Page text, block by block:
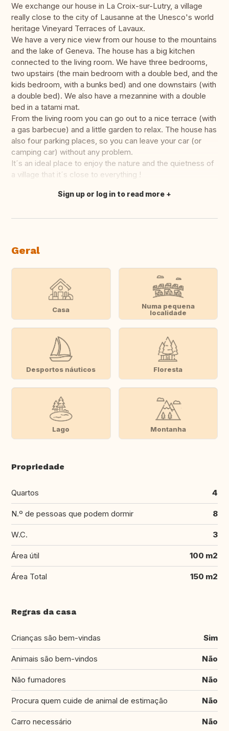
We exchange our house in La Croix-sur-Lutry, a village
really close to the city of Lausanne at the Unesco's world
heritage Vineyard Terraces of Lavaux.
We have a very nice view from our house to the mountains
and the lake of Geneva. The house has a big kitchen
connected to the living room. We have three bedrooms,
two upstairs (the main bedroom with a double bed, and the
kids bedroom, with a bunks bed) and one downstairs (with
a double bed). We also have a mezannine with a double
bed in a tatami mat.
From the living room you can go out to a nice terrace (with
a gas barbecue) and a little garden to relax. The house has
also four parking places, so you can leave your car (or
camping car) without any problem.
It´s an ideal place to enjoy the nature and the quietness of
a village that it´s close to everything !
Fazer tradução
Sign up or log in to read more
Geral
Casa
Numa pequena
localidade
Desportos náuticos Floresta
Lago Montanha
Propriedade
Quartos 4
N.º de pessoas que podem dormir 8
W.C. 3
Área útil 100 m2
Área Total 150 m2
Regras da casa
Crianças são bem-vindas Sim
Animais são bem-vindos Não
Não fumadores Não
Procura quem cuide de animal de estimação Não
Carro necessário Não